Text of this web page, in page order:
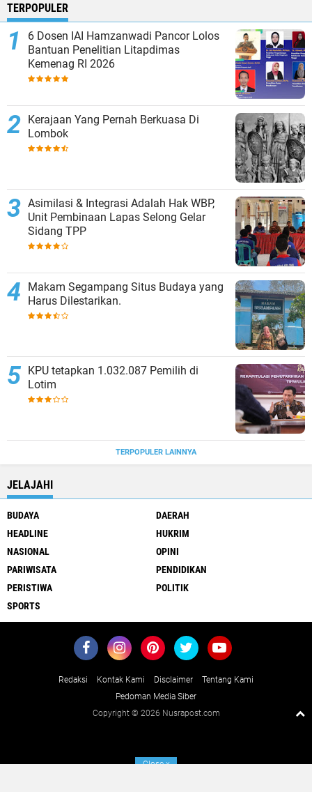
TERPOPULER
6 Dosen IAI Hamzanwadi Pancor Lolos
Bantuan Penelitian Litapdimas
Kemenag RI 2026
Kerajaan Yang Pernah Berkuasa Di
Lombok
Asimilasi & Integrasi Adalah Hak WBP,
Unit Pembinaan Lapas Selong Gelar
Sidang TPP
Makam Segampang Situs Budaya yang
Harus Dilestarikan.
KPU tetapkan 1.032.087 Pemilih di
Lotim
TERPOPULER LAINNYA
JELAJAHI
BUDAYA
DAERAH
HEADLINE
HUKRIM
NASIONAL
OPINI
PARIWISATA
PENDIDIKAN
PERISTIWA
POLITIK
SPORTS
Redaksi Kontak Kami Disclaimer
Tentang Kami
Pedoman Media Siber
Copyright © 2026 Nusrapost.com
Closex